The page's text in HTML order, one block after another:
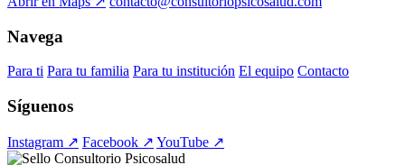
Navega
Para ti Para tu familia Para tu institución El equipo Contacto
Síguenos
Instagram ↗ Facebook ↗ YouTube ↗